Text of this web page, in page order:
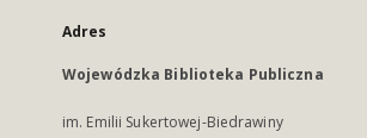
Adres
Wojewódzka Biblioteka Publiczna
im. Emilii Sukertowej-Biedrawiny